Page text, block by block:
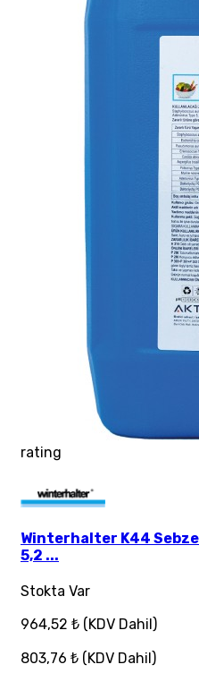
rating
Winterhalter K44
5,2 ...
Stokta Var
964,52 ₺ (KDV Dahil)
803,76 ₺ (KDV Dahil)